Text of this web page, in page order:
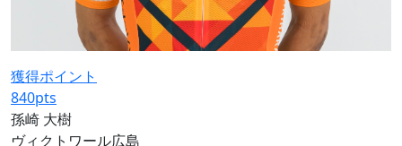
獲得ポイント
840pts
孫崎 大樹
ヴィクトワール広島